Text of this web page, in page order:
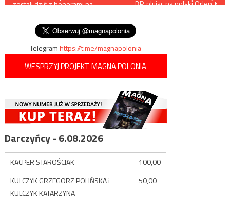
wpisu
zostali dziś z honorami na BP, plując na polski Orlen
Telegramhttps://t.me/magnapolonia
WESPRZYJ PROJEKT MAGNA POLONIA
Darczyńcy - 6.08.2026
KACPER STAROŚCIAK
100,00
KULCZYK GRZEGORZ POLIŃSKA i
KULCZYK KATARZYNA
50,00